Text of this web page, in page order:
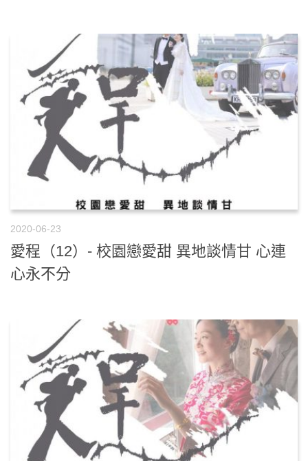
2020-06-23
愛程（12）- 校園戀愛甜 異地談情甘 心連
心永不分